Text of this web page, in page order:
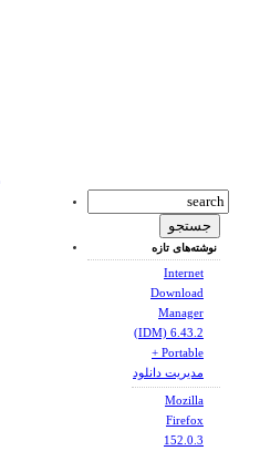
نوشته‌های تازه
Internet
Download
Manager
(IDM) 6.43.2
+ Portable
مدیریت دانلود
Mozilla
Firefox
152.0.3